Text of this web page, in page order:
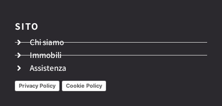
SITO
Chi siamo
Immobili
Assistenza
Privacy Policy Cookie Policy